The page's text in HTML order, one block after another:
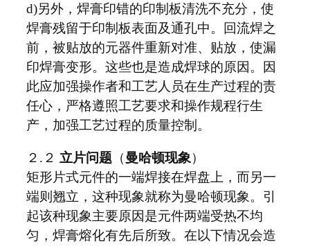
d)另外，焊膏印错的印制板清洗不充分，使
焊膏残留于印制板表面及通孔中。回流焊之
前，被贴放的元器件重新对准、贴放，使漏
印焊膏变形。这些也是造成焊球的原因。因
此应加强操作者和工艺人员在生产过程的责
任心，严格遵照工艺要求和操作规程行生
产，加强工艺过程的质量控制。
２.２ 立片问题 （ 曼哈顿现象）
矩形片式元件的一端焊接在焊盘上，而另一
端则翘立，这种现象就称为曼哈顿现象。引
起该种现象主要原因是元件两端受热不均
匀，焊膏熔化有先后所致。在以下情况会造